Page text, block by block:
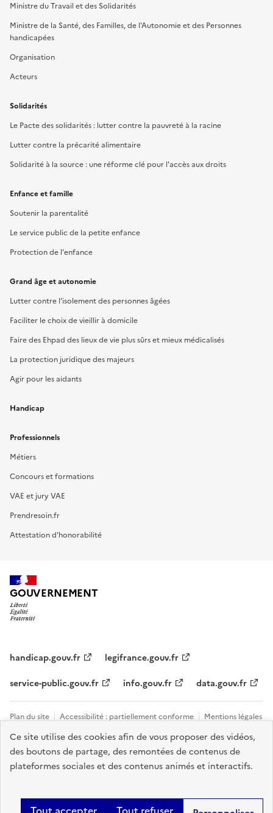
Ce site utilise des cookies afin de vous proposer des vidéos,
des boutons de partage, des remontées de contenus de
plateformes sociales et des contenus animés et interactifs.
Ministre du Travail et des Solidarités
Ministre de la Santé, des Familles, de l'Autonomie et des Personnes
handicapées
Organisation
Acteurs
Solidarités
Le Pacte des solidarités : lutter contre la pauvreté à la racine
Lutter contre la précarité alimentaire
Solidarité à la source : une réforme clé pour l'accès aux droits
Enfance et famille
Soutenir la parentalité
Le service public de la petite enfance
Protection de l'enfance
Grand âge et autonomie
Lutter contre l’isolement des personnes âgées
Faciliter le choix de vieillir à domicile
Faire des Ehpad des lieux de vie plus sûrs et mieux médicalisés
La protection juridique des majeurs
Agir pour les aidants
Handicap
Professionnels
Métiers
Concours et formations
VAE et jury VAE
Prendresoin.fr
Attestation d'honorabilité
GOUVERNEMENT
handicap.gouv.fr
legifrance.gouv.fr
service-public.gouv.fr
info.gouv.fr data.gouv.fr
Plan du site Accessibilité : partiellement conforme
Mentions légales
Données personnelles et cookies
Tous les contacts et sites utiles
Gestion des cookies